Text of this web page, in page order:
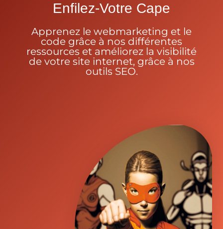
Enfilez-Votre Cape
Apprenez le webmarketing et le
code grâce à nos différentes
ressources et améliorez la visibilité
de votre site internet, grâce à nos
outils SEO.